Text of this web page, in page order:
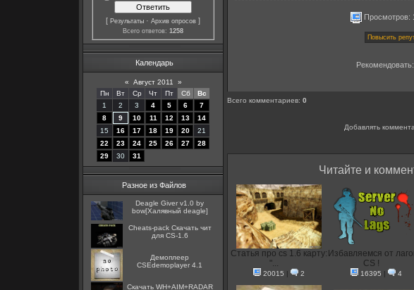
[ Результаты · Архив опросов ]
Всего ответов: 1258
Календарь
« Август 2011
»
Пн
Вт Ср Чт Пт Сб
Вс
1
2 3 4 5 6
7
8
9 10 11 12 13
14
15
16 17 18 19 20
21
22
23 24 25 26 27
28
29
30 31
Разное из Файлов
Deagle Giver v1.0 by
bow[Халявный deagle]
Cheats-pack Скачать чит
для CS-1.6
Демоплеер
CSEdemoplayer 4.1
Скачать WH+AIM+RADAR
Просмотров:
Рекомендовать:
Всего комментариев: 0
Добавлять
Читайте и
Статья про cs 1.6 карту:
"...
20015 | 2
Избавляемся от
CS !
16395 | 4